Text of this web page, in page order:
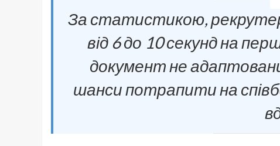
За статистикою,
від 6 до 10 секунд на
документ не
шанси потрапити на